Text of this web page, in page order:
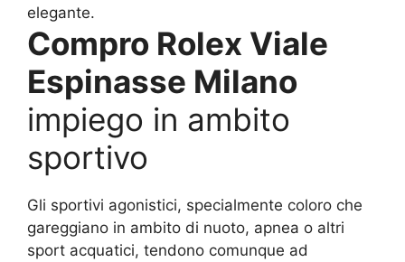
elegante.
Compro Rolex Viale
Espinasse Milano
impiego in ambito
sportivo
Gli sportivi agonistici, specialmente coloro che
gareggiano in ambito di nuoto, apnea o altri
sport acquatici, tendono comunque ad